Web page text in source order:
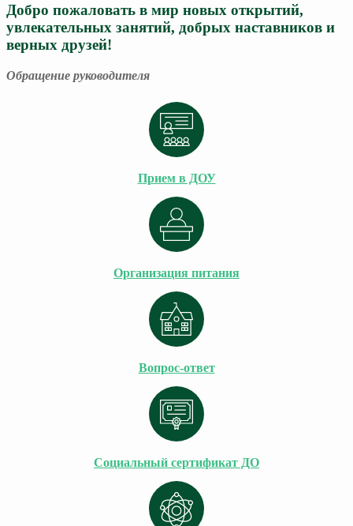
Добро пожаловать в мир новых открытий,
увлекательных занятий, добрых наставников и
верных друзей!
Обращение руководителя
Прием в ДОУ
Организация питания
Вопрос-ответ
Социальный сертификат ДО